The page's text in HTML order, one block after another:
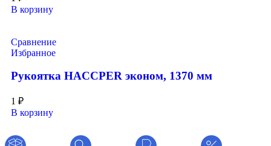
В корзину
Сравнение
Избранное
Рукоятка HACCPER эконом, 1370 мм
1 ₽
В корзину